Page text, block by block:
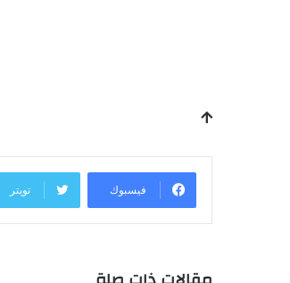
فيسبوك تويتر